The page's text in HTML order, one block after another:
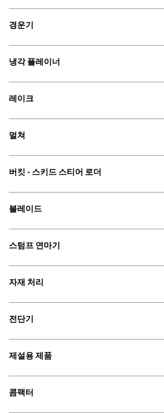
경운기
냉각 플레이너
레이크
멀쳐
버킷 - 스키드 스티어 로더
블레이드
스텀프 연마기
자재 처리
전단기
제설용 제품
콤팩터